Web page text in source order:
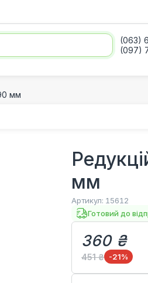
(063)
(097)
мм
мм
Артикул: 15612
Готовий до
360 ₴
451 ₴ -21%